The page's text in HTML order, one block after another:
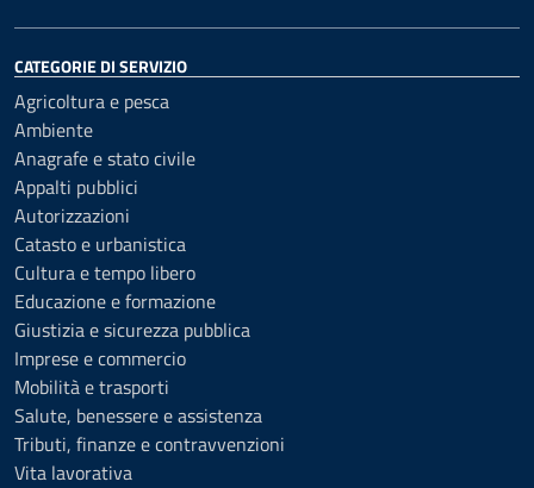
CATEGORIE DI SERVIZIO
Agricoltura e pesca
Ambiente
Anagrafe e stato civile
Appalti pubblici
Autorizzazioni
Catasto e urbanistica
Cultura e tempo libero
Educazione e formazione
Giustizia e sicurezza pubblica
Imprese e commercio
Mobilità e trasporti
Salute, benessere e assistenza
Tributi, finanze e contravvenzioni
Vita lavorativa